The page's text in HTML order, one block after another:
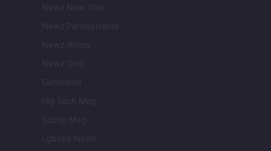
Newz New York
Newz Pennsylvania
Newz Illinois
Newz Ohio
Gameland
Hig Tech Mag
Scoop Mag
Lgbtqia News